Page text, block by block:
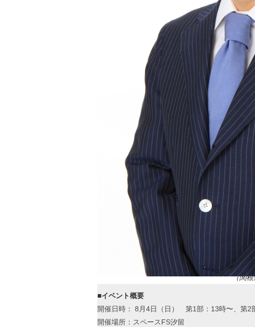
（関
■イベント概要
開催日時： 8月4日（日） 第1部：13時〜、第2
開催場所：スペースFS汐留